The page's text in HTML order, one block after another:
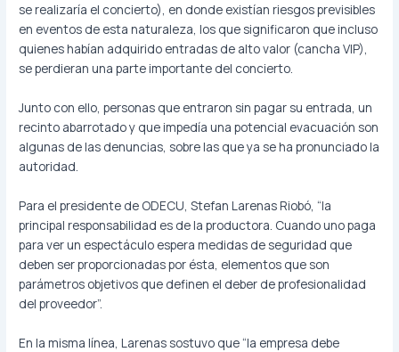
se realizaría el concierto), en donde existían riesgos previsibles
en eventos de esta naturaleza, los que significaron que incluso
quienes habían adquirido entradas de alto valor (cancha VIP),
se perdieran una parte importante del concierto.
Junto con ello, personas que entraron sin pagar su entrada, un
recinto abarrotado y que impedía una potencial evacuación son
algunas de las denuncias, sobre las que ya se ha pronunciado la
autoridad.
Para el presidente de ODECU, Stefan Larenas Riobó, “la
principal responsabilidad es de la productora. Cuando uno paga
para ver un espectáculo espera medidas de seguridad que
deben ser proporcionadas por ésta, elementos que son
parámetros objetivos que definen el deber de profesionalidad
del proveedor”.
En la misma línea, Larenas sostuvo que “la empresa debe